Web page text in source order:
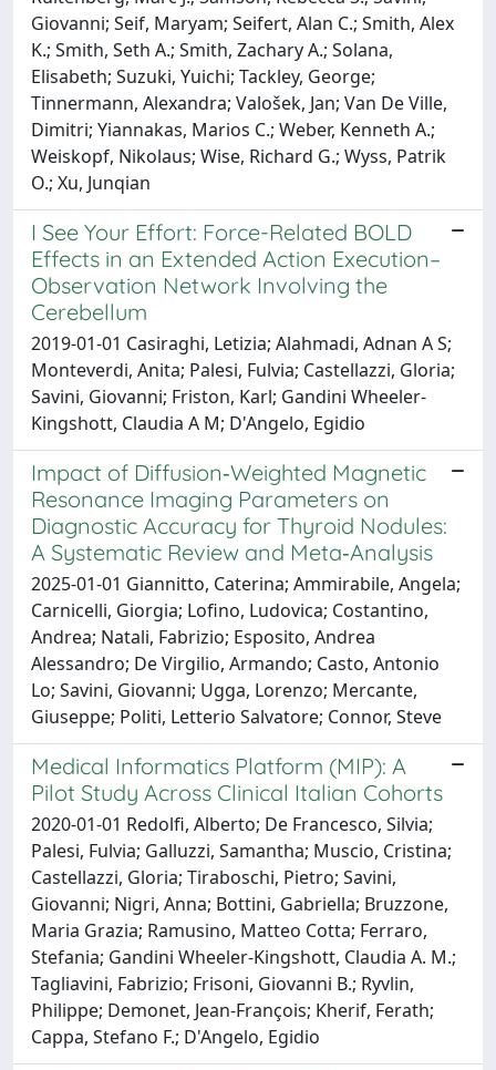
Giovanni; Seif, Maryam; Seifert, Alan C.; Smith, Alex
K.; Smith, Seth A.; Smith, Zachary A.; Solana,
Elisabeth; Suzuki, Yuichi; Tackley, George;
Tinnermann, Alexandra; Valošek, Jan; Van De Ville,
Dimitri; Yiannakas, Marios C.; Weber, Kenneth A.;
Weiskopf, Nikolaus; Wise, Richard G.; Wyss, Patrik
O.; Xu, Junqian
I See Your Effort: Force-Related BOLD
Effects in an Extended Action Execution–
Observation Network Involving the
Cerebellum
2019-01-01 Casiraghi, Letizia; Alahmadi, Adnan A S;
Monteverdi, Anita; Palesi, Fulvia; Castellazzi, Gloria;
Savini, Giovanni; Friston, Karl; Gandini Wheeler-
Kingshott, Claudia A M; D'Angelo, Egidio
Impact of Diffusion‐Weighted Magnetic
Resonance Imaging Parameters on
Diagnostic Accuracy for Thyroid Nodules:
A Systematic Review and Meta‐Analysis
2025-01-01 Giannitto, Caterina; Ammirabile, Angela;
Carnicelli, Giorgia; Lofino, Ludovica; Costantino,
Andrea; Natali, Fabrizio; Esposito, Andrea
Alessandro; De Virgilio, Armando; Casto, Antonio
Lo; Savini, Giovanni; Ugga, Lorenzo; Mercante,
Giuseppe; Politi, Letterio Salvatore; Connor, Steve
Medical Informatics Platform (MIP): A
Pilot Study Across Clinical Italian Cohorts
2020-01-01 Redolfi, Alberto; De Francesco, Silvia;
Palesi, Fulvia; Galluzzi, Samantha; Muscio, Cristina;
Castellazzi, Gloria; Tiraboschi, Pietro; Savini,
Giovanni; Nigri, Anna; Bottini, Gabriella; Bruzzone,
Maria Grazia; Ramusino, Matteo Cotta; Ferraro,
Stefania; Gandini Wheeler-Kingshott, Claudia A. M.;
Tagliavini, Fabrizio; Frisoni, Giovanni B.; Ryvlin,
Philippe; Demonet, Jean-François; Kherif, Ferath;
Cappa, Stefano F.; D'Angelo, Egidio